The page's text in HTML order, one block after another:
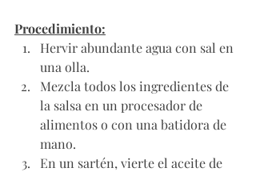
Procedimiento:
Hervir abundante agua con sal en
una olla.
Mezcla todos los ingredientes de
la salsa en un procesador de
alimentos o con una batidora de
mano.
En un sartén, vierte el aceite de